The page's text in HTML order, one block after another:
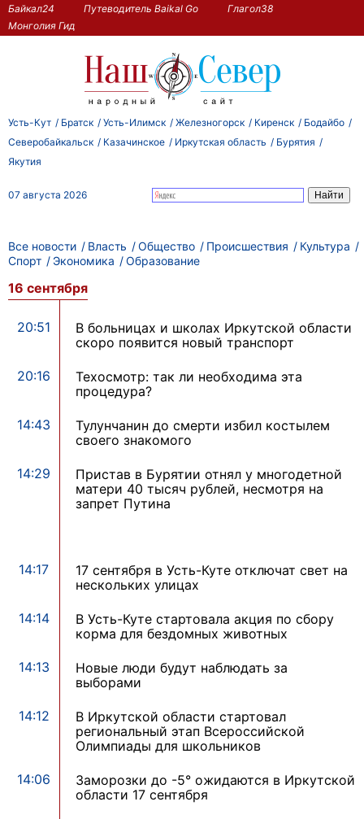
Байкал24 Путеводитель Baikal Go
Глагол38
Монголия Гид
Усть-Кут Братск Усть-Илимск Железногорск Киренск
Бодайбо
Северобайкальск
Казачинское Иркутская область
Бурятия
Якутия
07 августа 2026
Все новости Власть Общество Происшествия
Культура
Спорт
Экономика Образование
16 сентября
20:51
В больницах и школах Иркутской области
скоро появится новый транспорт
20:16
Техосмотр: так ли необходима эта
процедура?
14:43
Тулунчанин до смерти избил костылем
своего знакомого
14:29
Пристав в Бурятии отнял у многодетной
матери 40 тысяч рублей, несмотря на
запрет Путина
14:17
17 сентября в Усть-Куте отключат свет на
нескольких улицах
14:14
В Усть-Куте стартовала акция по сбору
корма для бездомных животных
14:13
Новые люди будут наблюдать за
выборами
14:12
В Иркутской области стартовал
региональный этап Всероссийской
Олимпиады для школьников
14:06
Заморозки до -5° ожидаются в Иркутской
области 17 сентября